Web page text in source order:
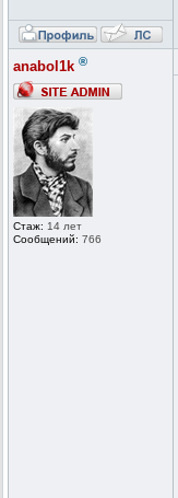
anabol1k ®
Стаж: 14 лет
Сообщений: 766